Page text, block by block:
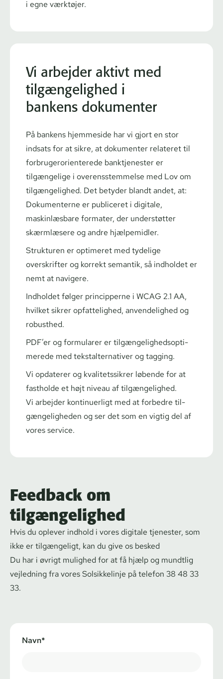
i egne værktøjer.
Vi arbejder aktivt med
tilgængelighed i
bankens dokumenter
På bankens hjemmeside har vi gjort en stor
indsats for at sikre, at dokumenter relateret til
for­bru­ger­o­ri­en­te­re­de banktjenester er
tilgængelige i over­ens­stem­mel­se med Lov om
tilgængelighed. Det betyder blandt andet, at:
Dokumenterne er publiceret i digitale,
maskinlæsbare formater, der understøtter
skærmlæsere og andre hjælpemidler.
Strukturen er optimeret med tydelige
overskrifter og korrekt semantik, så indholdet er
nemt at navigere.
Indholdet følger principperne i WCAG 2.1 AA,
hvilket sikrer opfattelighed, anvendelighed og
robusthed.
PDF’er og formularer er til­gæn­ge­lig­heds­op­ti­
me­re­de med tekstal­ter­na­ti­ver og tagging.
Vi opdaterer og kva­li­tets­sik­rer løbende for at
fastholde et højt niveau af tilgængelighed.
Vi arbejder kontinuerligt med at forbedre til­
gæn­ge­lig­he­den og ser det som en vigtig del af
vores service.
Feedback om
tilgængelighed
Hvis du oplever indhold i vores digitale tjenester, som
ikke er tilgængeligt, kan du give os besked
Du har i øvrigt mulighed for at få hjælp og mundtlig
vejledning fra vores Solsikkelinje påtelefon 38 48 33
33.
Navn*